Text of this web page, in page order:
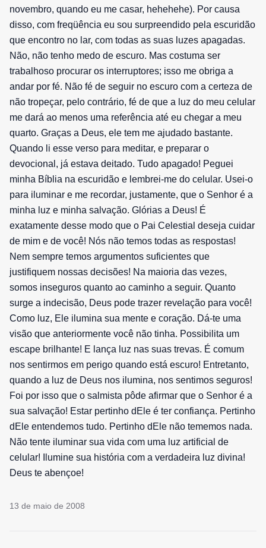
novembro, quando eu me casar, hehehehe). Por causa
disso, com freqüência eu sou surpreendido pela escuridão
que encontro no lar, com todas as suas luzes apagadas.
Não, não tenho medo de escuro. Mas costuma ser
trabalhoso procurar os interruptores; isso me obriga a
andar por fé. Não fé de seguir no escuro com a certeza de
não tropeçar, pelo contrário, fé de que a luz do meu celular
me dará ao menos uma referência até eu chegar a meu
quarto. Graças a Deus, ele tem me ajudado bastante.
Quando li esse verso para meditar, e preparar o
devocional, já estava deitado. Tudo apagado! Peguei
minha Bíblia na escuridão e lembrei-me do celular. Usei-o
para iluminar e me recordar, justamente, que o Senhor é a
minha luz e minha salvação. Glórias a Deus! É
exatamente desse modo que o Pai Celestial deseja cuidar
de mim e de você! Nós não temos todas as respostas!
Nem sempre temos argumentos suficientes que
justifiquem nossas decisões! Na maioria das vezes,
somos inseguros quanto ao caminho a seguir. Quanto
surge a indecisão, Deus pode trazer revelação para você!
Como luz, Ele ilumina sua mente e coração. Dá-te uma
visão que anteriormente você não tinha. Possibilita um
escape brilhante! E lança luz nas suas trevas. É comum
nos sentirmos em perigo quando está escuro! Entretanto,
quando a luz de Deus nos ilumina, nos sentimos seguros!
Foi por isso que o salmista pôde afirmar que o Senhor é a
sua salvação! Estar pertinho dEle é ter confiança. Pertinho
dEle entendemos tudo. Pertinho dEle não tememos nada.
Não tente iluminar sua vida com uma luz artificial de
celular! Ilumine sua história com a verdadeira luz divina!
Deus te abençoe!
13 de maio de 2008